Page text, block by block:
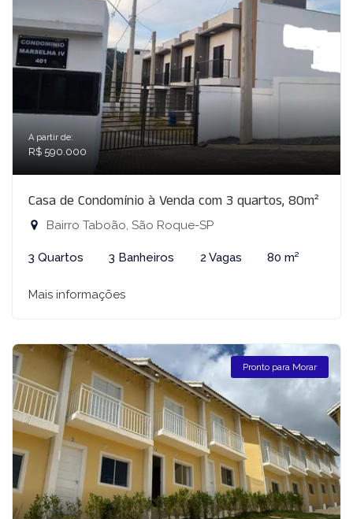
A partir de:
R$ 590.000
Casa de Condomínio à Venda com 3 quartos, 80m²
Bairro Taboão, São Roque-SP
3 Quartos 3 Banheiros 2 Vagas 80 m²
Mais informações
Pronto para Morar